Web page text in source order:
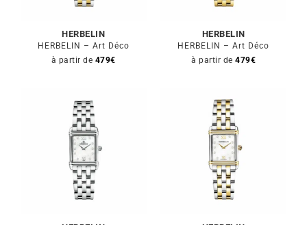
HERBELIN
HERBELIN – Art Déco
à partir de 479€
HERBELIN
HERBELIN – Art Déco
à partir de 479€